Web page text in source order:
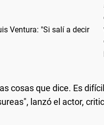
Ventura: "Si salí a decir
cosas que dice. Es
lanzó el actor,